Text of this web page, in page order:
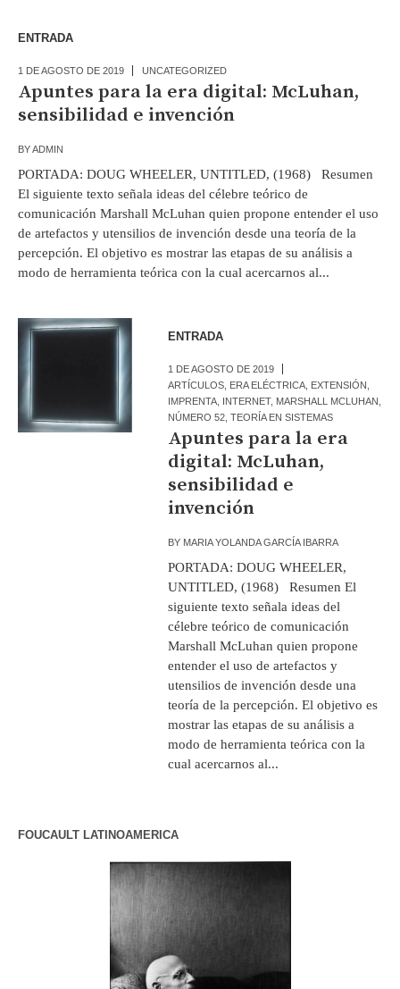
ENTRADA
1 DE AGOSTO DE 2019 UNCATEGORIZED
Apuntes para la era digital: McLuhan,
sensibilidad e invención
BYADMIN
PORTADA: DOUG WHEELER, UNTITLED, (1968) Resumen
El siguiente texto señala ideas del célebre teórico de
comunicación Marshall McLuhan quien propone entender el uso
de artefactos y utensilios de invención desde una teoría de la
percepción. El objetivo es mostrar las etapas de su análisis a
modo de herramienta teórica con la cual acercarnos al...
ENTRADA
1 DE AGOSTO DE 2019
ARTÍCULOS ERA ELÉCTRICA EXTENSIÓN
IMPRENTA INTERNET, MARSHALL MCLUHAN
NÚMERO 52 ,TEORÍA EN SISTEMAS
Apuntes para la era
digital: McLuhan,
sensibilidad e
invención
BY MARIA YOLANDA GARCÍA IBARRA
PORTADA: DOUG WHEELER,
UNTITLED, (1968) Resumen El
siguiente texto señala ideas del
célebre teórico de comunicación
Marshall McLuhan quien propone
entender el uso de artefactos y
utensilios de invención desde una
teoría de la percepción. El objetivo es
mostrar las etapas de su análisis a
modo de herramienta teórica con la
cual acercarnos al...
FOUCAULT LATINOAMERICA